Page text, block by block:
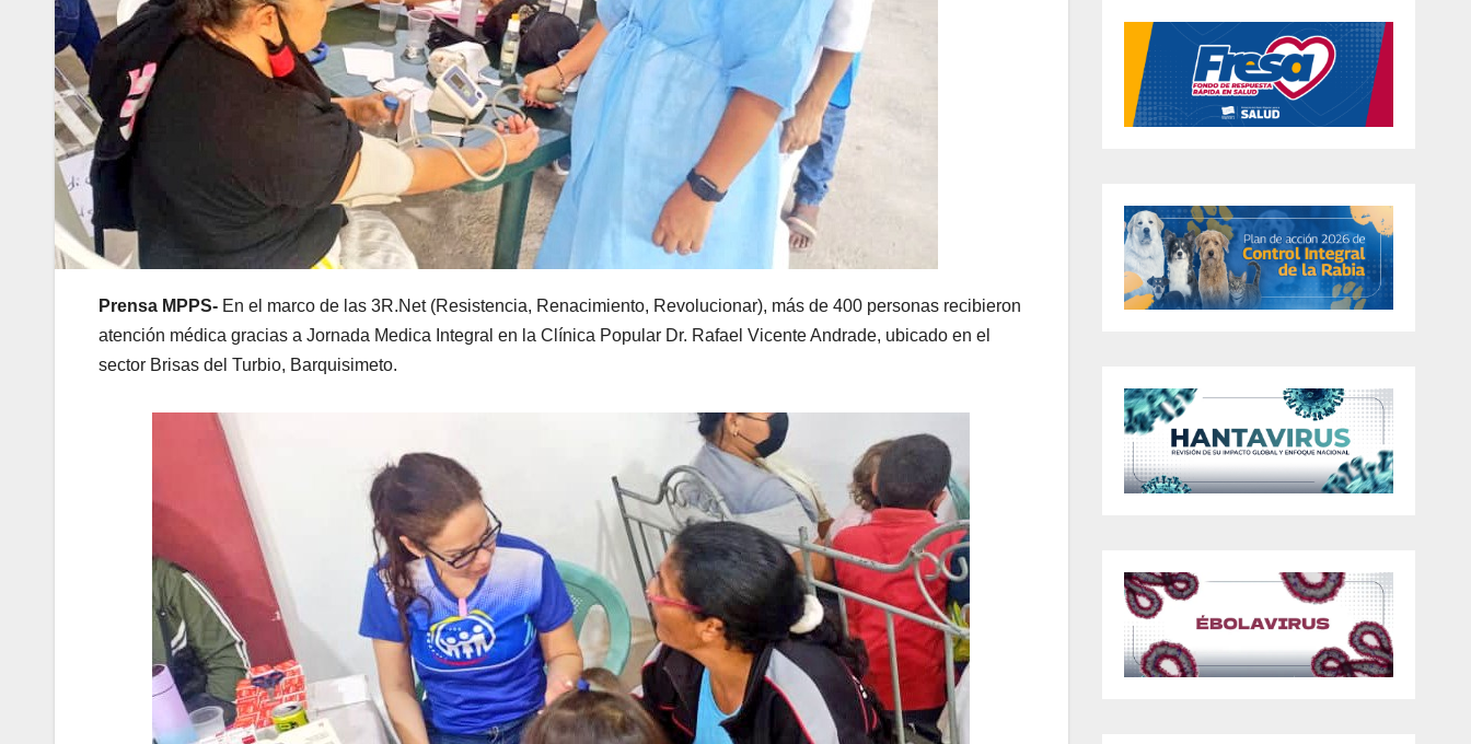
Prensa MPPS- En el marco de las 3R.Net (Resistencia, Renacimiento, Revolucionar), más de 400 personas recibieron
atención médica gracias a Jornada Medica Integral en la Clínica Popular Dr. Rafael Vicente Andrade, ubicado en el
sector Brisas del Turbio, Barquisimeto.